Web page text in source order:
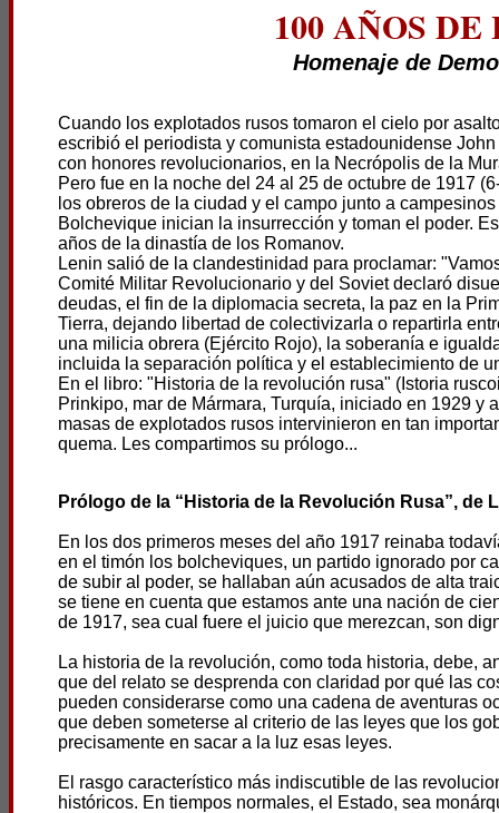
100 AÑOS
Homenaje de
Cuando los explotados rusos tomaron el cielo por
escribió el periodista y comunista estadounidense
con honores revolucionarios, en la Necrópolis de la
Pero fue en la noche del 24 al 25 de octubre de 1917
los obreros de la ciudad y el campo junto a
Bolchevique inician la insurrección y toman el poder.
años de la dinastía de los Romanov.
Lenin salió de la clandestinidad para proclamar:
Comité Militar Revolucionario y del Soviet declaró
deudas, el fin de la diplomacia secreta, la paz en la
Tierra, dejando libertad de colectivizarla o repartirla
una milicia obrera (Ejército Rojo), la soberanía e
incluida la separación política y el establecimiento de
En el libro: "Historia de la revolución rusa" (Istoria
Prinkipo, mar de Mármara, Turquía, iniciado en 1929
masas de explotados rusos intervinieron en tan
quema. Les compartimos su prólogo...
Prólogo de la “Historia de la Revolución Rusa”, de
En los dos primeros meses del año 1917 reinaba
en el timón los bolcheviques, un partido ignorado por
de subir al poder, se hallaban aún acusados de alta
se tiene en cuenta que estamos ante una nación de
de 1917, sea cual fuere el juicio que merezcan, son
La historia de la revolución, como toda historia, debe,
que del relato se desprenda con claridad por qué las
pueden considerarse como una cadena de aventuras
que deben someterse al criterio de las leyes que los
precisamente en sacar a la luz esas leyes.
El rasgo característico más indiscutible de las
históricos. En tiempos normales, el Estado, sea